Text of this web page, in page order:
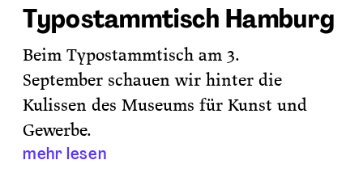
Typostammtisch Hamburg
Beim Typostammtisch am 3.
September schauen wir hinter die
Kulissen des Museums für Kunst und
Gewerbe.
mehr lesen